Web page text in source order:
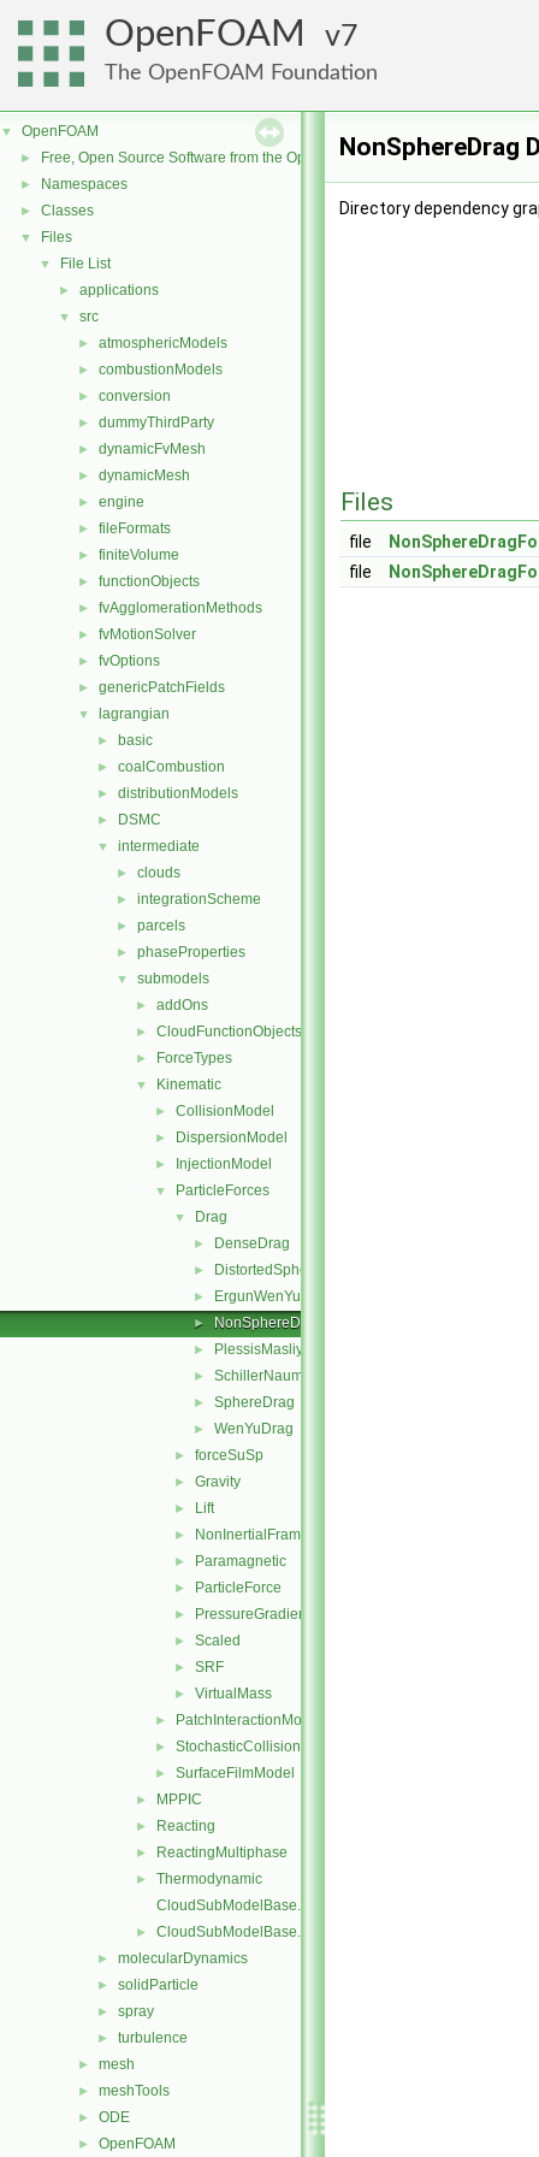
OpenFOAM 7
The OpenFOAM Foundation
▼ OpenFOAM
► Free, Open Source Software from the OpenFOAM Foundation
► Namespaces
► Classes
▼ Files
▼ File List
► applications
▼ src
► atmosphericModels
► combustionModels
► conversion
► dummyThirdParty
► dynamicFvMesh
► dynamicMesh
► engine
► fileFormats
► finiteVolume
► functionObjects
► fvAgglomerationMethods
► fvMotionSolver
► fvOptions
► genericPatchFields
▼ lagrangian
► basic
► coalCombustion
► distributionModels
► DSMC
▼ intermediate
► clouds
► integrationScheme
► parcels
► phaseProperties
▼ submodels
► addOns
► CloudFunctionObjects
► ForceTypes
▼ Kinematic
► CollisionModel
► DispersionModel
► InjectionModel
▼ ParticleForces
▼ Drag
► DenseDrag
► DistortedSphereDrag
► ErgunWenYuDrag
► NonSphereDrag
► PlessisMasliyahDrag
► SchillerNaumannDrag
► SphereDrag
► WenYuDrag
► forceSuSp
► Gravity
► Lift
► NonInertialFrame
► Paramagnetic
► ParticleForce
► PressureGradient
► Scaled
► SRF
► VirtualMass
► PatchInteractionModel
► StochasticCollision
► SurfaceFilmModel
► MPPIC
► Reacting
► ReactingMultiphase
►
Thermodynamic
CloudSubModelBase.C
► CloudSubModelBase.H
► molecularDynamics
► solidParticle
► spray
► turbulence
► mesh
► meshTools
► ODE
► OpenFOAM
NonSphereDrag
Directory dependency
Files
file
file